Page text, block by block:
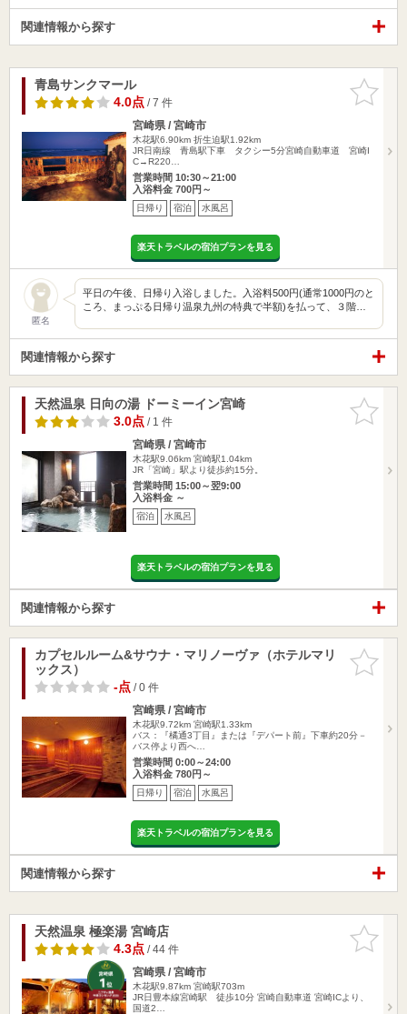
関連情報から探す
お気に入
りに追加
青島サンクマール
4.0点/ 7 件
宮崎県 / 宮崎市
木花駅6.90km 折生迫駅1.92km
JR日南線 青島駅下車 タクシー5分宮崎自動車道 宮崎I
C→R220…
営業時間 10:30～21:00
入浴料金 700円～
日帰り 宿泊 水風呂
楽天トラベルの宿泊プランを見る
匿名
平日の午後、日帰り入浴しました。入浴料500円(通常1000円のと
ころ、まっぷる日帰り温泉九州の特典で半額)を払って、３階…
関連情報から探す
お気に入
りに追加
天然温泉 日向の湯 ドーミーイン宮崎
3.0点/ 1 件
宮崎県 / 宮崎市
木花駅9.06km 宮崎駅1.04km
JR「宮崎」駅より徒歩約15分。
営業時間 15:00～翌9:00
入浴料金 ～
宿泊 水風呂
楽天トラベルの宿泊プランを見る
関連情報から探す
お気に入
りに追加
カプセルルーム&サウナ・マリノーヴァ（ホテルマリ
ックス）
-点/ 0 件
宮崎県 / 宮崎市
木花駅9.72km 宮崎駅1.33km
バス：『橘通3丁目』または『デパート前』下車約20分－
バス停より西へ…
営業時間 0:00～24:00
入浴料金 780円～
日帰り 宿泊 水風呂
楽天トラベルの宿泊プランを見る
関連情報から探す
お気に入
りに追加
天然温泉 極楽湯 宮崎店
4.3点/ 44 件
宮崎県 / 宮崎市
木花駅9.87km 宮崎駅703m
JR日豊本線宮崎駅 徒歩10分 宮崎自動車道 宮崎ICより、
国道2…